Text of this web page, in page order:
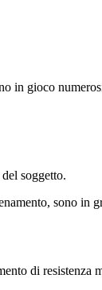
in gioco
soggetto.
sono in
di